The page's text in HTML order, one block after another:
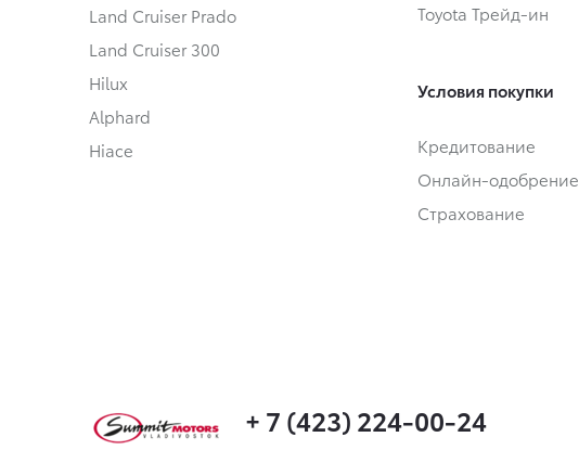
Land Cruiser Prado
Land Cruiser 300
Hilux
Alphard
Hiace
Toyota Трейд-ин
Условия покупки
Кредитование
Онлайн-одобрение
Страхование
+ 7 (423) 224-00-24